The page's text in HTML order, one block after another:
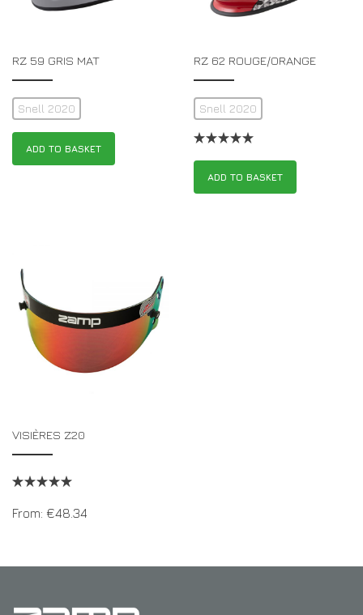
RZ 59 GRIS MAT
Snell 2020
ADD TO BASKET
RZ 62 ROUGE/ORANGE
Snell 2020
ADD TO BASKET
VISIÈRES Z20
From: €48.34